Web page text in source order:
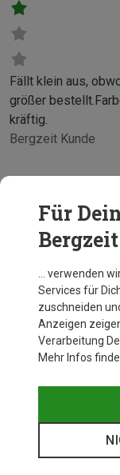
Bergzeit Kunde
Fällt klein aus,
größer
kräftig.
Für
… verwenden
Services für
zuschneiden
Anzeigen
Verarbeitung
Mehr Infos